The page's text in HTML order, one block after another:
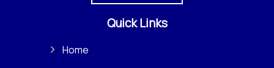
Quick Links
Home